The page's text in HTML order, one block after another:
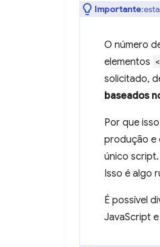
Importante
O número
elementos
solicitado,
baseados
Por que
produção e
único
Isso é algo
É possível
JavaScript